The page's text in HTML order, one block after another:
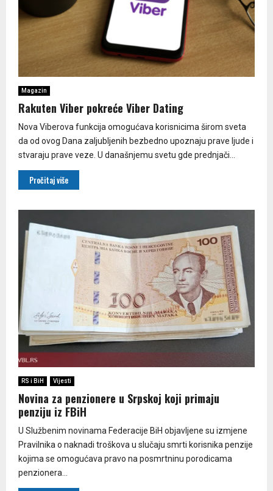
Magazin
Rakuten Viber pokreće Viber Dating
Nova Viberova funkcija omogućava korisnicima širom sveta
da od ovog Dana zaljubljenih bezbedno upoznaju prave ljude i
stvaraju prave veze. U današnjemu svetu gde prednjači...
Pročitaj više
RS i BiH Vijesti
Novina za penzionere u Srpskoj koji primaju
penziju iz FBiH
U Službenim novinama Federacije BiH objavljene su izmjene
Pravilnika o naknadi troškova u slučaju smrti korisnika penzije
kojima se omogućava pravo na posmrtninu porodicama
penzionera...